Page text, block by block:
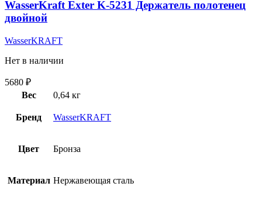
WasserKraft Exter K-5231 Держатель полотенец
двойной
WasserKRAFT
Нет в наличии
5680 ₽
Вес
0,64 кг
Бренд WasserKRAFT
Цвет Бронза
Материал Нержавеющая сталь